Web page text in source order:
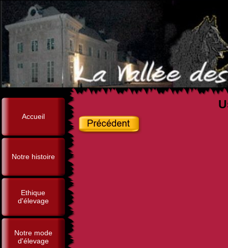
Accueil
Notre histoire
Ethique
d'élevage
Notre mode
d'élevage